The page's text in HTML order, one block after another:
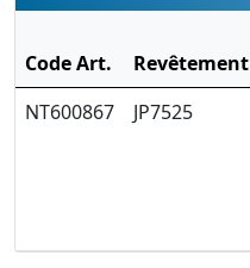
Code Art. Revêtement
NT600867
JP7525